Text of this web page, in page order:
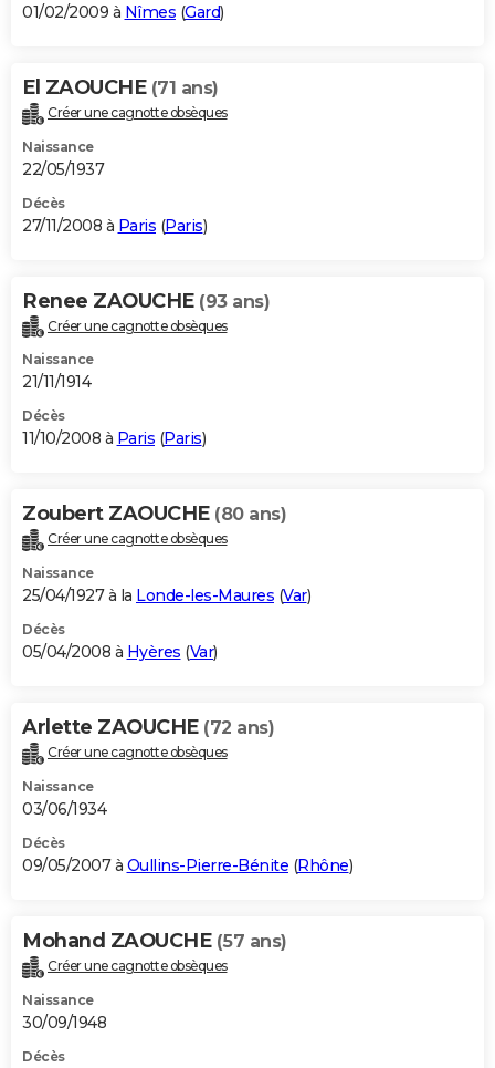
01/02/2009 à Nîmes (Gard)
El ZAOUCHE (71 ans)
Créer une cagnotte obsèques
Naissance
22/05/1937
Décès
27/11/2008 à Paris (Paris)
Renee ZAOUCHE (93 ans)
Créer une cagnotte obsèques
Naissance
21/11/1914
Décès
11/10/2008 à Paris (Paris)
Zoubert ZAOUCHE (80 ans)
Créer une cagnotte obsèques
Naissance
25/04/1927 à la Londe-les-Maures (Var)
Décès
05/04/2008 à Hyères (Var)
Arlette ZAOUCHE (72 ans)
Créer une cagnotte obsèques
Naissance
03/06/1934
Décès
09/05/2007 à Oullins-Pierre-Bénite (Rhône)
Mohand ZAOUCHE (57 ans)
Créer une cagnotte obsèques
Naissance
30/09/1948
Décès